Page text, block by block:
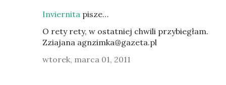
Inviernita pisze…
O rety rety, w ostatniej chwili przybiegłam.
Zziajana agnzimka@gazeta.pl
wtorek, marca 01, 2011